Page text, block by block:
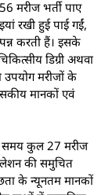
मरीज भर्ती पाए
रखी हुई पाई गईं,
करती हैं। इसके
डिग्री अथवा
उपयोग मरीजों के
मानकों एवं
के समय कुल 27 मरीज
की समुचित
के न्यूनतम मानकों